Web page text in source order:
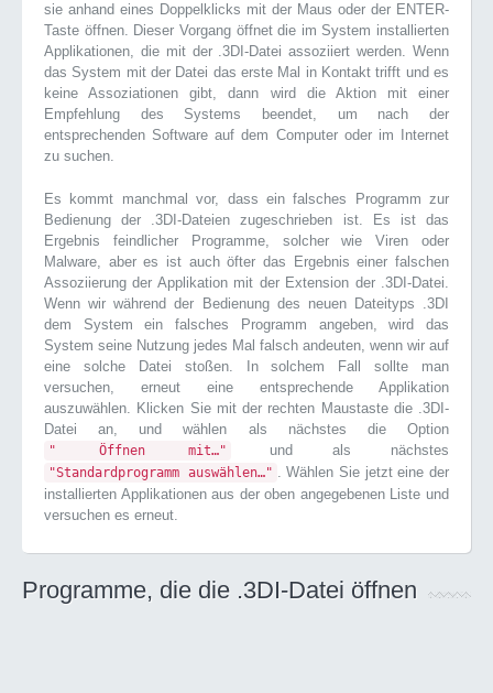
sie anhand eines Doppelklicks mit der Maus oder der ENTER-
Taste öffnen. Dieser Vorgang öffnet die im System installierten
Applikationen, die mit der .3DI-Datei assoziiert werden. Wenn
das System mit der Datei das erste Mal in Kontakt trifft und es
keine Assoziationen gibt, dann wird die Aktion mit einer
Empfehlung des Systems beendet, um nach der
entsprechenden Software auf dem Computer oder im Internet
zu suchen.
Es kommt manchmal vor, dass ein falsches Programm zur
Bedienung der .3DI-Dateien zugeschrieben ist. Es ist das
Ergebnis feindlicher Programme, solcher wie Viren oder
Malware, aber es ist auch öfter das Ergebnis einer falschen
Assoziierung der Applikation mit der Extension der .3DI-Datei.
Wenn wir während der Bedienung des neuen Dateityps .3DI
dem System ein falsches Programm angeben, wird das
System seine Nutzung jedes Mal falsch andeuten, wenn wir auf
eine solche Datei stoßen. In solchem Fall sollte man
versuchen, erneut eine entsprechende Applikation
auszuwählen. Klicken Sie mit der rechten Maustaste die .3DI-
Datei an, und wählen als nächstes die Option
" Öffnen mit…" und als nächstes
"Standardprogramm auswählen…" . Wählen Sie jetzt eine der
installierten Applikationen aus der oben angegebenen Liste und
versuchen es erneut.
Programme, die die .3DI-Datei öffnen